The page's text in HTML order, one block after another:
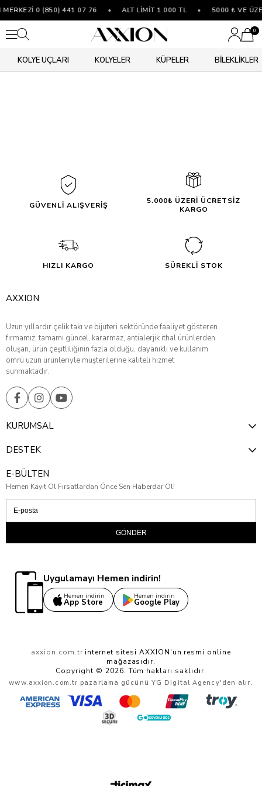
MERKEZİ 0 (850) 441 07 76 • ALT LİMİT 1.000 TL • 5000 ₺ VE
0
KOLYE UÇLARI KOLYELER KÜPELER BİLEKLİKLER
GÜVENLİ ALIŞVERİŞ
5.000₺ ÜZERİ ÜCRETSİZ
KARGO
HIZLI KARGO SÜREKLİ STOK
AXXION
Uzun yıllardır çelik takı ve bijuteri sektöründe faaliyet gösteren
firmamız; tamamı güncel, kararmaz, antialerjik ithal ürünlerden
oluşan, ürün çeşitliliğinin fazla olduğu, dayanıklı ve kullanım
ömrü uzun ürünleriyle müşterilerine kaliteli hizmet
sunmaktadır.
KURUMSAL
DESTEK
E-BÜLTEN
Hemen Kayıt Ol Fırsatlardan Önce Sen Haberdar Ol!
GÖNDER
Uygulamayı Hemen indirin!
Hemen indirin
App Store
Hemen indirin
Google Play
axxion.com.tr internet sitesi AXXION'un resmi online
mağazasıdır.
Copyright © 2026. Tüm hakları saklıdır.
www.axxion.com.tr pazarlama gücünü YG Digital Agency'den alır.